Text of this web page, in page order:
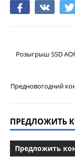
Розыгрыш SSD
Предновогодний
ПРЕДЛОЖИТЬ
Предложить